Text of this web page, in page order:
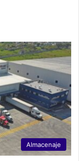
Almacenaje